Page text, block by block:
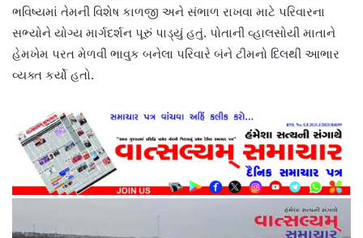
ભવિષ્યમાં તેમની વિશેષ કાળજી અને સંભાળ રાખવા માટે પરિવારના
સભ્યોને યોગ્ય માર્ગદર્શન પૂરું પાડ્યું હતું. પોતાની વ્હાલસોયી માતાને
હેમખેમ પરત મેળવી ભાવુક બનેલા પરિવારે બંને ટીમનો દિલથી આભાર
વ્યક્ત કર્યો હતો.